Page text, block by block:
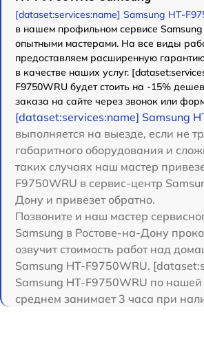
[dataset:services:name] Samsung HT-
в нашем профильном сервисе
опытными мастерами. На все виды
предоставляем расширенную
в качестве наших услуг.
F9750WRU будет стоить на -15%
заказа на сайте через звонок или
[dataset:services:name] Samsung
выполняется на выезде, если не
габаритного оборудования и
таких случаях наш мастер
F9750WRU в сервис-центр
Дону и привезет обратно.
Позвоните и наш мастер
Samsung в Ростове-на-Дону
озвучит стоимость работ над
Samsung HT-F9750WRU.
Samsung HT-F9750WRU по нашей
среднем занимает 3 часа при